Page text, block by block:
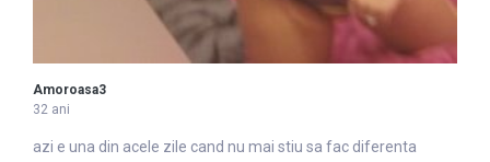
Amoroasa3
32 ani
azi e una din acele zile cand nu mai stiu sa fac diferenta